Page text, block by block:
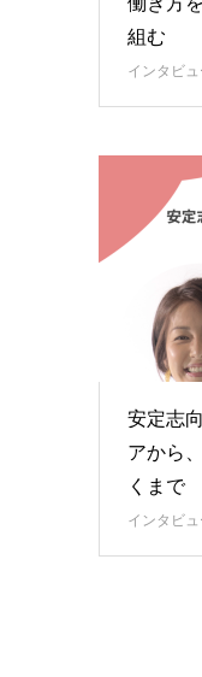
組む
インタビュ
安定志
アから
くまで
インタビュ